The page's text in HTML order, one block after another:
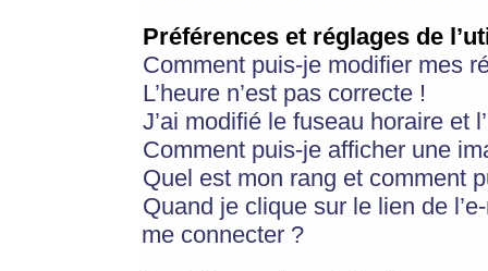
Préférences et réglages de
Comment puis-je modifier mes
L’heure n’est pas correcte !
J’ai modifié le fuseau horaire et
Comment puis-je afficher une
Quel est mon rang et comment
Quand je clique sur le lien de
me connecter ?